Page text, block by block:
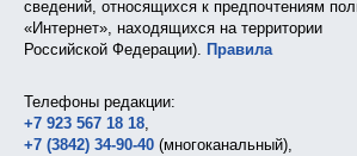
сведений, относящихся к предпочтениям
«Интернет», находящихся на территории
Российской Федерации). Правила
Телефоны редакции:
+7 923 567 18 18,
+7 (3842) 34-90-40 (многоканальный),